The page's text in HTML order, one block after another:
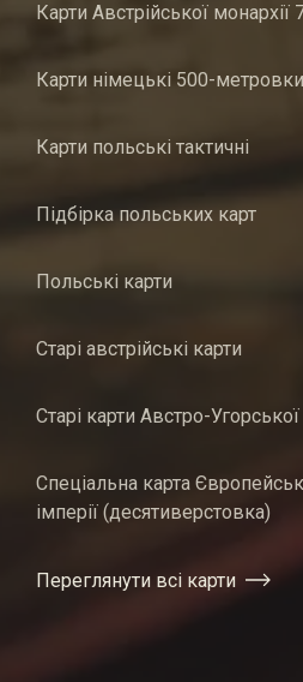
Карти Австрійської
Карти німецькі 500-
Карти польські тактичні
Підбірка польських карт
Польські карти
Старі австрійські карти
Старі карти Австро-Угорської
Спеціальна карта
імперії (десятиверстовка)
Переглянути всі карти